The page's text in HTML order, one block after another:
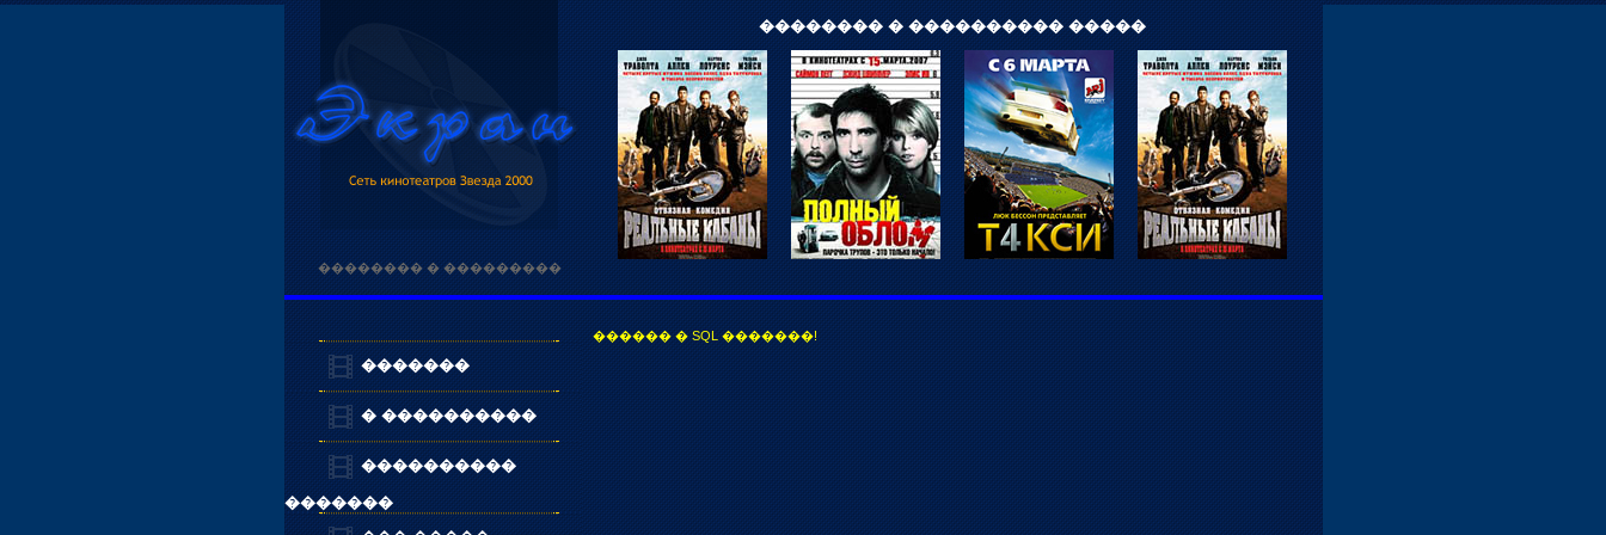
�������� � ���������
�������� � ���������� �����
�������
� ����������
����������
�������
������ � SQL �������!